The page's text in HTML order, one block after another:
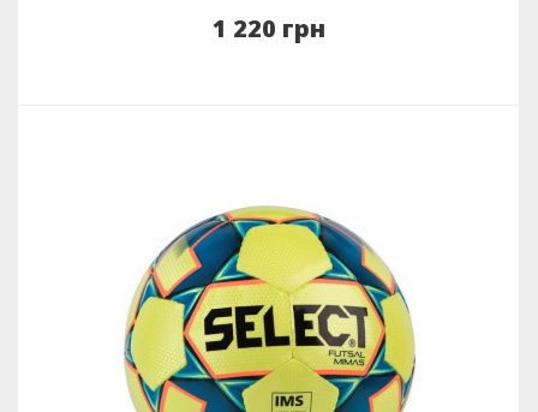
1 220 грн